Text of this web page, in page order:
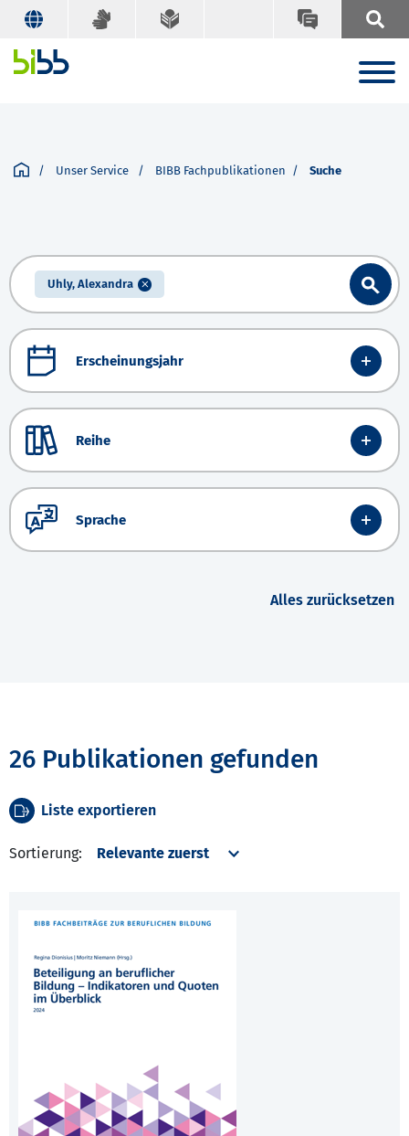
Unser Service BIBB Fachpublikationen Suche
Uhly, Alexandra
Erscheinungsjahr
Reihe
Sprache
Alles zurücksetzen
26 Publikationen gefunden
Liste exportieren
Sortierung: